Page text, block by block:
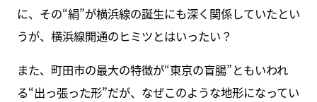
に、その“絹”が横浜線の誕生にも深く関係していたとい
うが、横浜線開通のヒミツとはいったい？
また、町田市の最大の特徴が“東京の盲腸”ともいわれ
る“出っ張った形”だが、なぜこのような地形になってい